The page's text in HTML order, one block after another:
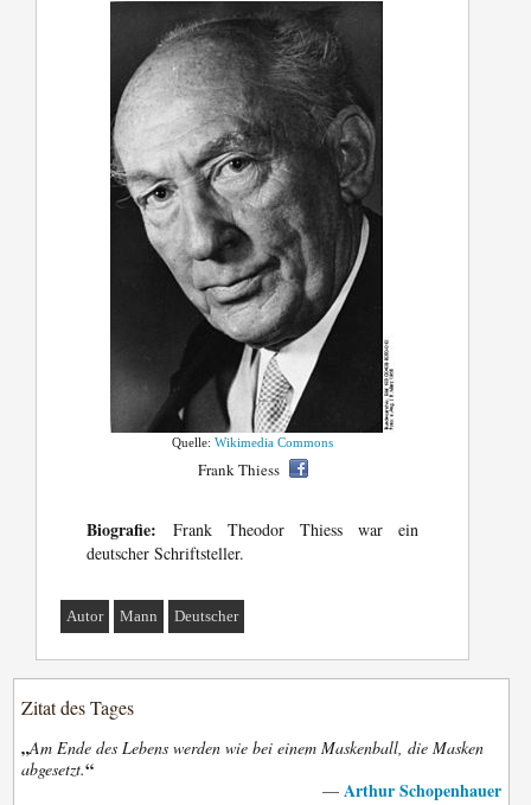
Quelle:Wikimedia Commons
Frank Thiess
Biografie: Frank Theodor Thiess war ein
deutscher Schriftsteller.
Autor Mann Deutscher
Zitat des Tages
„Am Ende des Lebens werden wie bei einem Maskenball, die Masken
abgesetzt.“
— Arthur Schopenhauer